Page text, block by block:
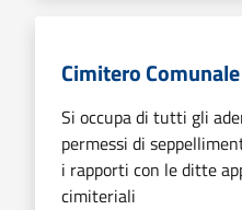
Cimitero Comunale
Si occupa di tutti gli
permessi di
i rapporti con le ditte
cimiteriali